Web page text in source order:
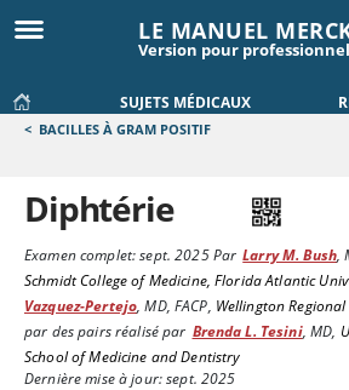
LE MANUEL
Version pour
SUJETS MÉDICAUX
< BACILLES À GRAM POSITIF
Diphtérie
Examen complet:sept. 2025Par Larry M. Bush,
Schmidt College of Medicine, Florida Atlantic
Vazquez-Pertejo,MD, FACP, Wellington
par des pairs réalisé par Brenda L. Tesini,MD,
School of Medicine and Dentistry
Dernière mise à jour: sept. 2025